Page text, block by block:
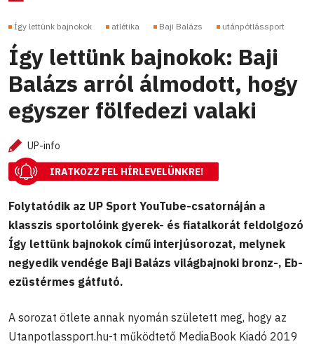
Így lettünk bajnokok atlétika Baji Balázs utánpótlássport
Így lettünk bajnokok: Baji
Balázs arról álmodott, hogy
egyszer fölfedezi valaki
UP-info
IRATKOZZ FEL HÍRLEVELÜNKRE!
Folytatódik az UP Sport YouTube-csatornáján a
klasszis sportolóink gyerek- és fiatalkorát feldolgozó
Így lettünk bajnokok című interjúsorozat, melynek
negyedik vendége Baji Balázs világbajnoki bronz-, Eb-
ezüstérmes gátfutó.
A sorozat ötlete annak nyomán született meg, hogy az
Utanpotlassport.hu-t működtető MediaBook Kiadó 2019